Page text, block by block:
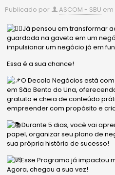
Publicado por ASCOM - SBU em
Já pensou em transformar
guardada na gaveta em um
impulsionar um negócio já em
Essa é a sua chance!
O Decola Negócios está
em São Bento do Una,
gratuita e cheia de conteúdo
empreender com propósito e
Durante 5 dias, você vai
papel, organizar seu plano de
sua própria história de sucesso!
Esse Programa já impactou
Agora, chegou a sua vez!